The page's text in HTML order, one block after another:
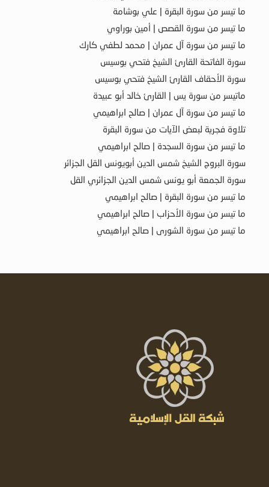
ما تيسر من سورة البقرة | علي بوشامة
ما تيسر من سورة القصص | أمين بوراوي
ما تيسر من سورة آل عمران | محمد لطفي كارك
سورة الفاتحة القارئ الشيخ فتحي بوسيس
سورة الأحقاف القارئ الشيخ فتحي بوسيس
ماتيسر من سورة يس | القارئ خالد أبو عبيدة
ما تيسر من سورة آل عمران | صالح ابراهيمي
تلاوة فجرية لبعض الآيات من سورة البقرة
ما تيسر من سورة السجدة | صالح ابراهيمي
سورة البروج الشيخ شمس الدين أبويونس القل الجزائر
سورة الجمعة أبو يونس شمس الدين الجزائري القل
ما تيسر من سورة البقرة | صالح ابراهيمي
ما تيسر من سورة الأحزاب | صالح ابراهيمي
ما تيسر من سورة الشورى | صالح ابراهيمي